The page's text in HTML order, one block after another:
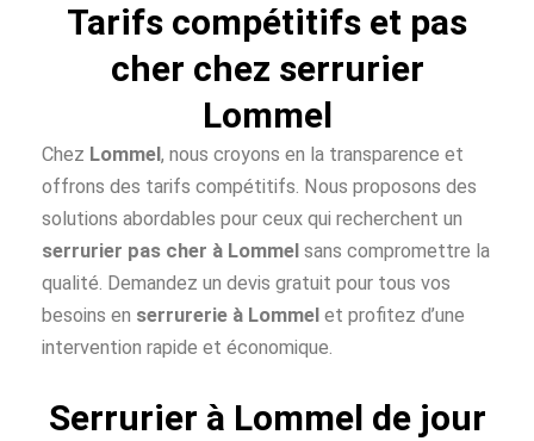
Tarifs compétitifs et pas
cher chez serrurier
Lommel
Chez Lommel , nous croyons en la transparence et
offrons des tarifs compétitifs. Nous proposons des
solutions abordables pour ceux qui recherchent un
serrurier pas cher à Lommel sans compromettre la
qualité. Demandez un devis gratuit pour tous vos
besoins en serrurerie à Lommel et profitez d’une
intervention rapide et économique.
Serrurier à Lommel de jour